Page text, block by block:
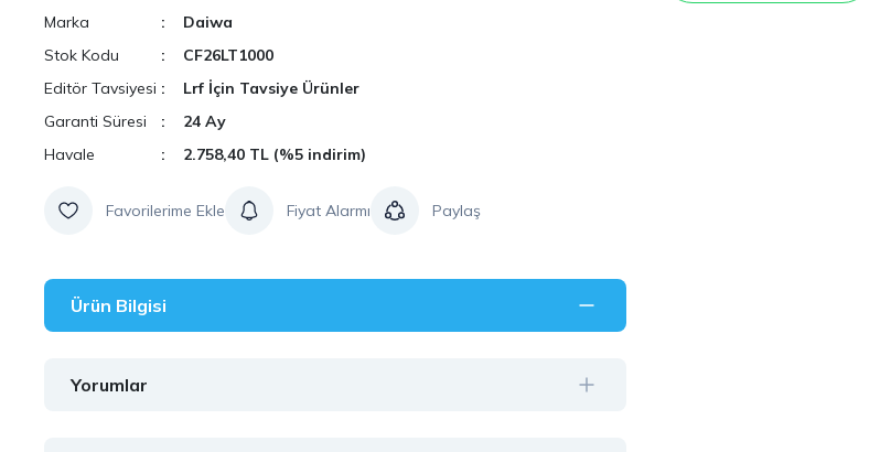
Marka
Daiwa
Stok Kodu
CF26LT1000
Editör Tavsiyesi
Lrf İçin Tavsiye Ürünler
Garanti Süresi
24 Ay
Havale
2.758,40 TL (%5 indirim)
Fiyat Alarmı Paylaş
Ürün Bilgisi
Yorumlar